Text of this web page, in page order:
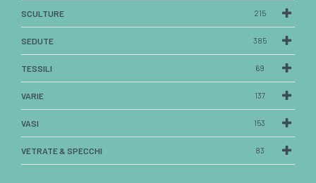
SCULTURE 215
SEDUTE 385
TESSILI 69
VARIE 137
VASI 153
VETRATE & SPECCHI 83